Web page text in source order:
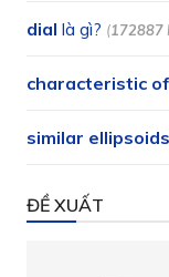
dial là gì? (172887
characteristic
similar ellipsoids
ĐỀ XUẤT